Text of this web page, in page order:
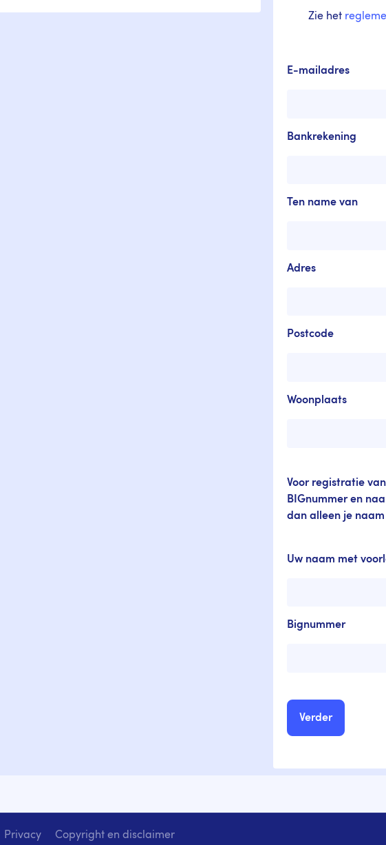
Zie het
E-mailadres
Bankrekening
Ten name van
Adres
Postcode
Woonplaats
Voor registratie
BIGnummer en
dan alleen je
Uw naam met
Bignummer
Privacy Copyright en disclaimer